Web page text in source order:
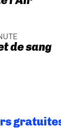
de sang